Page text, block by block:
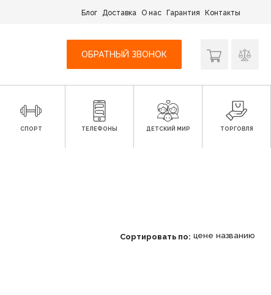
Блог Доставка О нас Гарантия Контакты
ОБРАТНЫЙ ЗВОНОК
СПОРТ ТЕЛЕФОНЫ ДЕТСКИЙ МИР ТОРГОВЛЯ
Сортировать по: цене названию